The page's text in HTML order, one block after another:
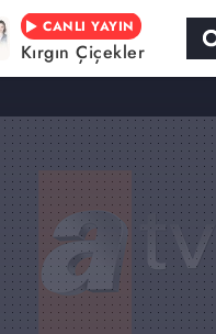
CANLI YAYIN
Kırgın Çiçekler